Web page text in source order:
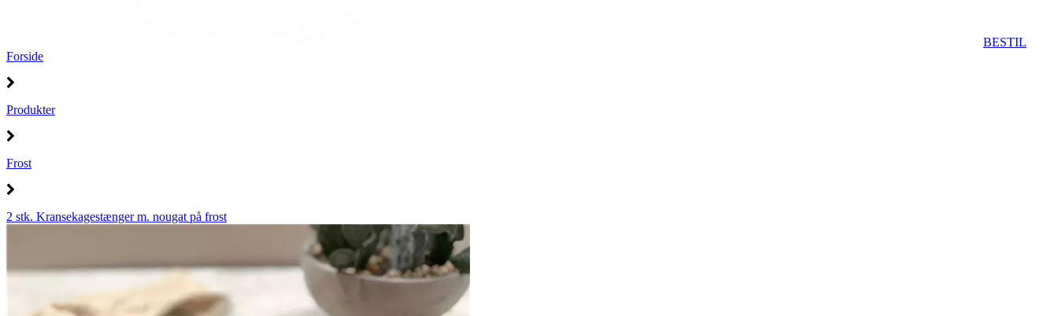
BESTIL
Forside
Produkter
Frost
2 stk. Kransekagestænger m. nougat på frost